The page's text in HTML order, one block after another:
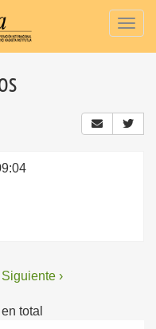
Siguiente ›
en total